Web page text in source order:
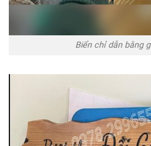
Biển chỉ dẫn bằng